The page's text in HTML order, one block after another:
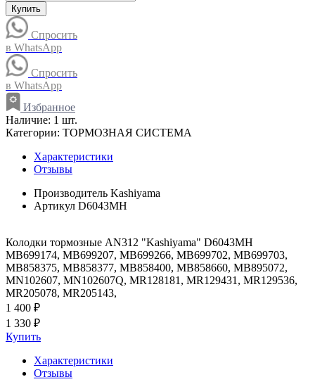
Купить
Спросить
в WhatsApp
Спросить
в WhatsApp
Избранное
Наличие: 1 шт.
Категории: ТОРМОЗНАЯ СИСТЕМА
Характеристики
Отзывы
Производитель Kashiyama
Артикул D6043MH
Колодки тормозные AN312 "Kashiyama" D6043MH
MB699174, MB699207, MB699266, MB699702, MB699703,
MB858375, MB858377, MB858400, MB858660, MB895072,
MN102607, MN102607Q, MR128181, MR129431, MR129536,
MR205078, MR205143,
1 400 ₽
1 330 ₽
Купить
Характеристики
Отзывы